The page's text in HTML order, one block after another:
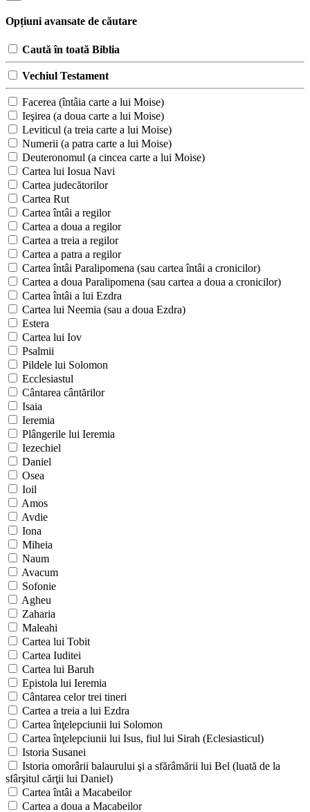
Opțiuni avansate de căutare
Caută în toată Biblia
Vechiul Testament
Facerea (întâia carte a lui Moise)
Ieşirea (a doua carte a lui Moise)
Leviticul (a treia carte a lui Moise)
Numerii (a patra carte a lui Moise)
Deuteronomul (a cincea carte a lui Moise)
Cartea lui Iosua Navi
Cartea judecătorilor
Cartea Rut
Cartea întâi a regilor
Cartea a doua a regilor
Cartea a treia a regilor
Cartea a patra a regilor
Cartea întâi Paralipomena (sau cartea întâi a cronicilor)
Cartea a doua Paralipomena (sau cartea a doua a cronicilor)
Cartea întâi a lui Ezdra
Cartea lui Neemia (sau a doua Ezdra)
Estera
Cartea lui Iov
Psalmii
Pildele lui Solomon
Ecclesiastul
Cântarea cântărilor
Isaia
Ieremia
Plângerile lui Ieremia
Iezechiel
Daniel
Osea
Ioil
Amos
Avdie
Iona
Miheia
Naum
Avacum
Sofonie
Agheu
Zaharia
Maleahi
Cartea lui Tobit
Cartea Iuditei
Cartea lui Baruh
Epistola lui Ieremia
Cântarea celor trei tineri
Cartea a treia a lui Ezdra
Cartea înţelepciunii lui Solomon
Cartea înţelepciunii lui Isus, fiul lui Sirah (Eclesiasticul)
Istoria Susanei
Istoria omorârii balaurului şi a sfărâmării lui Bel (luată de la
sfârşitul cărţii lui Daniel)
Cartea întâi a Macabeilor
Cartea a doua a Macabeilor